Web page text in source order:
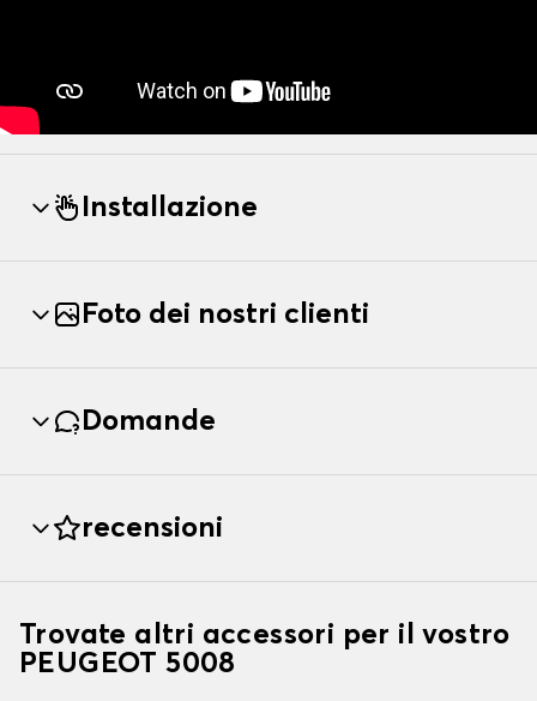
Installazione
Foto dei nostri clienti
Domande
recensioni
Trovate altri accessori per il vostro
PEUGEOT 5008